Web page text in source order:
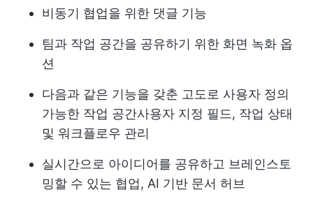
비동기 협업을 위한 댓글 기능
팀과 작업 공간을 공유하기 위한 화면 녹화 옵
션
다음과 같은 기능을 갖춘 고도로 사용자 정의
가능한 작업 공간사용자 지정 필드, 작업 상태
및 워크플로우 관리
실시간으로 아이디어를 공유하고 브레인스토
밍할 수 있는 협업, AI 기반 문서 허브